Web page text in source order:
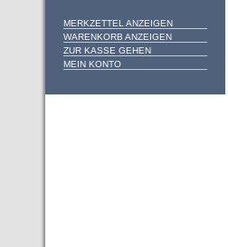
MERKZETTEL ANZEIGEN
WARENKORB ANZEIGEN
ZUR KASSE GEHEN
MEIN KONTO